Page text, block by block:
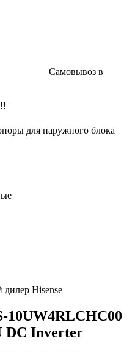
Самовывоз в
для наружного блока
Hisense
10UW4RLCHC00
DC Inverter